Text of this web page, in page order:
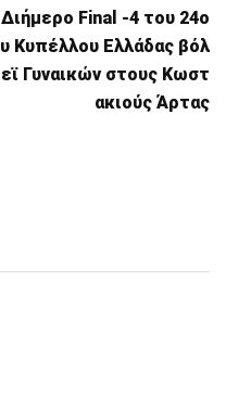
Διήμερο Final -4 του 24ο
υ Κυπέλλου Ελλάδας βόλ
εϊ Γυναικών στους Κωστ
ακιούς Άρτας